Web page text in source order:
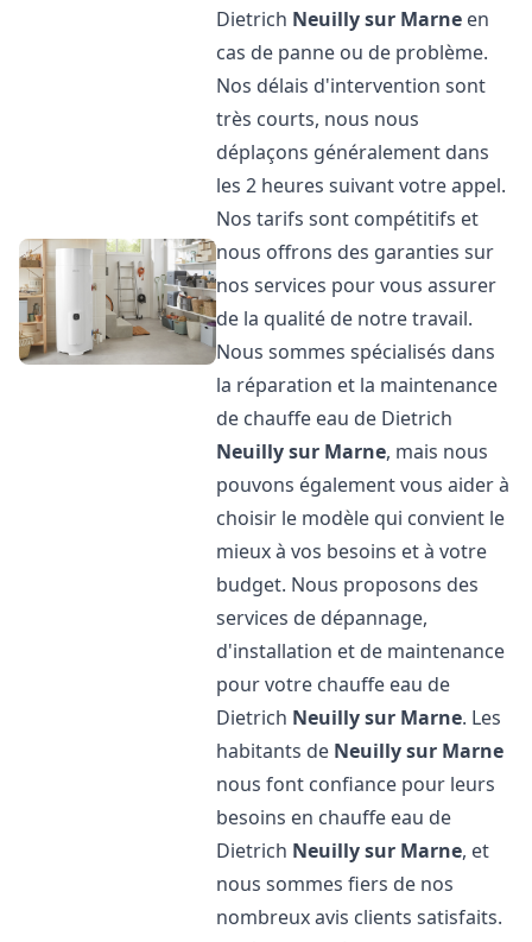
Dietrich Neuilly sur Marne en
cas de panne ou de problème.
Nos délais d'intervention sont
très courts, nous nous
déplaçons généralement dans
les 2 heures suivant votre appel.
Nos tarifs sont compétitifs et
nous offrons des garanties sur
nos services pour vous assurer
de la qualité de notre travail.
Nous sommes spécialisés dans
la réparation et la maintenance
de chauffe eau de Dietrich
Neuilly sur Marne, mais nous
pouvons également vous aider à
choisir le modèle qui convient le
mieux à vos besoins et à votre
budget. Nous proposons des
services de dépannage,
d'installation et de maintenance
pour votre chauffe eau de
Dietrich Neuilly sur Marne. Les
habitants de Neuilly sur Marne
nous font confiance pour leurs
besoins en chauffe eau de
Dietrich Neuilly sur Marne, et
nous sommes fiers de nos
nombreux avis clients satisfaits.